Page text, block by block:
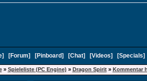
] [Forum] [Pinboard] [Chat] [Videos] [Specials
» Spieleliste (PC Engine) » Dragon Spirit» Kommentar